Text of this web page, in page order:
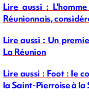
Lire aussi :
Réunionnais,
Lire aussi : Un
La Réunion
Lire aussi : Foot : le
la Saint-Pierroise à